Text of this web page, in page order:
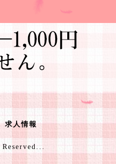
求人情報